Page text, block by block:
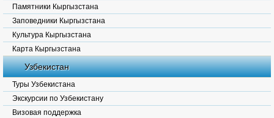
Памятники Кыргызстана
Заповедники Кыргызстана
Культура Кыргызстана
Карта Кыргызстана
Узбекистан
Туры Узбекистана
Экскурсии по Узбекистану
Визовая поддержка